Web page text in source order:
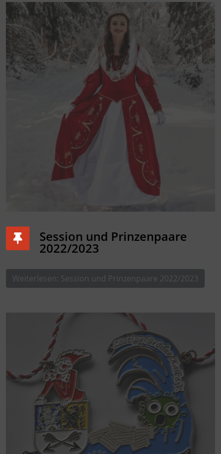
Session und Prinzenpaare
2022/2023
Weiterlesen: Session und Prinzenpaare 2022/2023